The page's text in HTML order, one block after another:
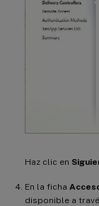
Haz clic en
En la ficha
disponible a